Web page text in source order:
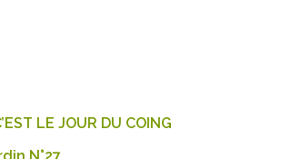
LE JOUR DU COING
N°27